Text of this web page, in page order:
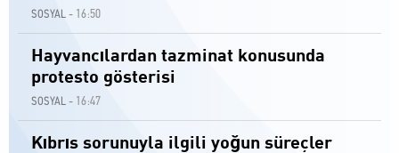
SOSYAL - 16:50
Hayvancılardan tazminat konusunda
protesto gösterisi
SOSYAL - 16:47
Kıbrıs sorunuyla ilgili yoğun süreçler